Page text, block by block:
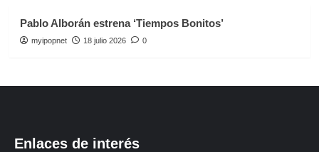
Pablo Alborán estrena ‘Tiempos Bonitos’
myipopnet 18 julio 2026 0
Enlaces de interés